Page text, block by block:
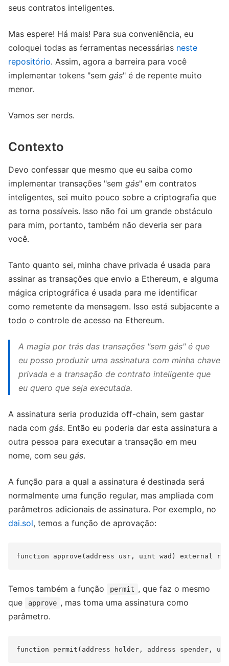
seus contratos inteligentes.
Mas espere! Há mais! Para sua conveniência, eu
coloquei todas as ferramentas necessárias neste
repositório. Assim, agora a barreira para você
implementar tokens "sem gás" é de repente muito
menor.
Vamos ser nerds.
Contexto
Devo confessar que mesmo que eu saiba como
implementar transações "sem gás" em contratos
inteligentes, sei muito pouco sobre a criptografia que
as torna possíveis. Isso não foi um grande obstáculo
para mim, portanto, também não deveria ser para
você.
Tanto quanto sei, minha chave privada é usada para
assinar as transações que envio a Ethereum, e alguma
mágica criptográfica é usada para me identificar
como remetente da mensagem. Isso está subjacente a
todo o controle de acesso na Ethereum.
A magia por trás das transações "sem gás" é que
eu posso produzir uma assinatura com minha chave
privada e a transação de contrato inteligente que
eu quero que seja executada.
A assinatura seria produzida off-chain, sem gastar
nada com gás. Então eu poderia dar esta assinatura a
outra pessoa para executar a transação em meu
nome, com seu gás.
A função para a qual a assinatura é destinada será
normalmente uma função regular, mas ampliada com
parâmetros adicionais de assinatura. Por exemplo, no
dai.sol, temos a função de aprovação:
Temos também a função permit , que faz o mesmo
que
approve , mas toma uma assinatura como
parâmetro.